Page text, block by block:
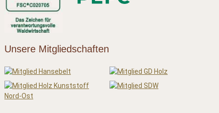
Unsere Mitgliedschaften